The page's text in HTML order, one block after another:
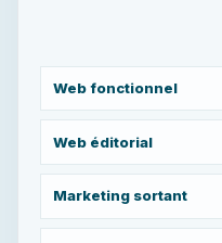
Web fonctionnel
Web éditorial
Marketing sortant